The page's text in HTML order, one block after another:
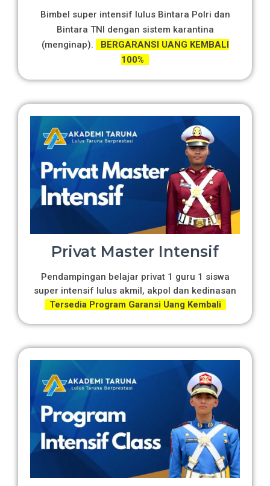
Bimbel super intensif lulus Bintara Polri dan
Bintara TNI dengan sistem karantina
(menginap).
BERGARANSI UANG KEMBALI
100%
Privat Master Intensif
Pendampingan belajar privat 1 guru 1 siswa
super intensif lulus akmil, akpol dan kedinasan
Tersedia Program Garansi Uang Kembali